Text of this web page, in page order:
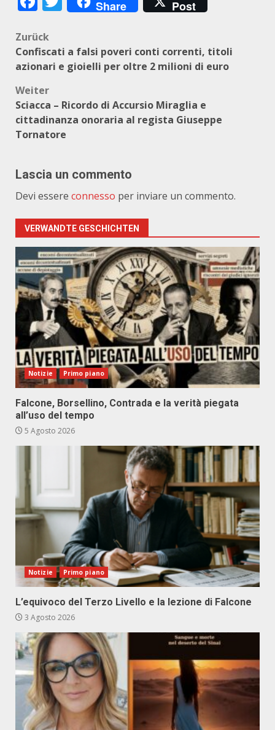
Share Post
Beitragsnavigation
Zurück
Confiscati a falsi poveri conti correnti, titoli
azionari e gioielli per oltre 2 milioni di euro
Weiter
Sciacca – Ricordo di Accursio Miraglia e
cittadinanza onoraria al regista Giuseppe
Tornatore
Lascia un commento
Devi essere connesso per inviare un commento.
VERWANDTE GESCHICHTEN
Notizie Primo piano
Falcone, Borsellino, Contrada e la verità piegata
all’uso del tempo
5 Agosto 2026
Notizie Primo piano
L’equivoco del Terzo Livello e la lezione di Falcone
3 Agosto 2026